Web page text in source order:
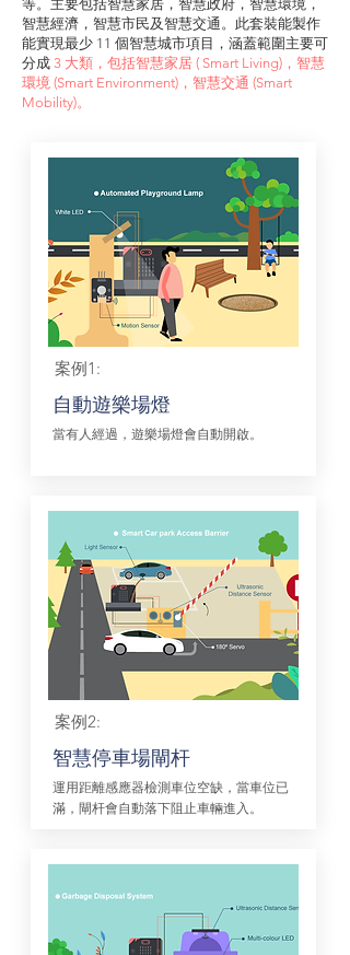
等。主要包括智慧家居，智慧政府，智慧環境，
智慧經濟，智慧市民及智慧交通。此套裝能製作
能實現最少 11 個智慧城市項目，涵蓋範圍主要可
分成 3 大類，包括智慧家居 ( Smart Living)，智慧
環境 (Smart Environment)，智慧交通 (Smart
Mobility)。
案例1:
自動遊樂場燈
當有人經過，遊樂場燈會自動開啟。
案例2:
智慧停車場閘杆
運用距離感應器檢測車位空缺，當車位已
滿，閘杆會自動落下阻止車輛進入。